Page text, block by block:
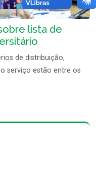
lista de
de distribuição,
serviço estão entre os